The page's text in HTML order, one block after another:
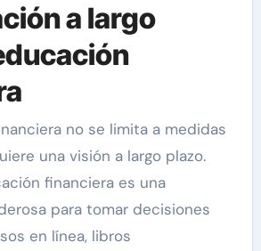
a largo
no se limita a medidas
una visión a largo plazo.
financiera es una
para tomar decisiones
en línea, libros